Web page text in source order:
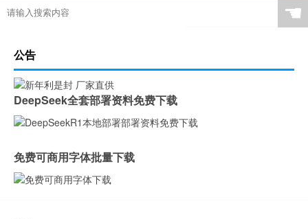
☚
公告
DeepSeek全套部署资料免费下载
免费可商用字体批量下载